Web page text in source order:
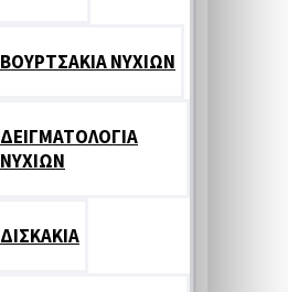
ΒΟΥΡΤΣΑΚΙΑ ΝΥΧΙΩΝ
ΔΕΙΓΜΑΤΟΛΟΓΙΑ
ΝΥΧΙΩΝ
ΔΙΣΚΑΚΙΑ